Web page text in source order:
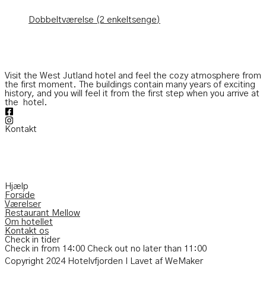
Dobbeltværelse (2 enkeltsenge)
Visit the West Jutland hotel and feel the cozy atmosphere from
the first moment. The buildings contain many years of exciting
history, and you will feel it from the first step when you arrive at
the
hotel.
Kontakt
Hjælp
Forside
Værelser
Restaurant Mellow
Om hotellet
Kontakt os
Check in tider
Check in from 14:00 Check out no later than 11:00
Copyright 2024 Hotelvfjorden I Lavet af WeMaker